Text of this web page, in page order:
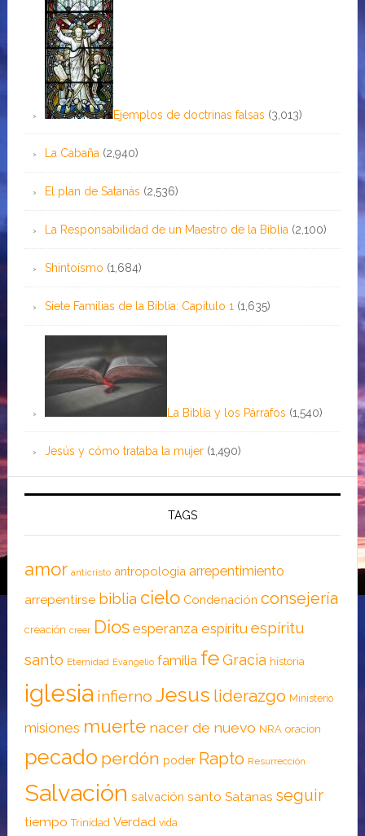
Ejemplos de doctrinas falsas (3,013)
La Cabaña (2,940)
El plan de Satanás (2,536)
La Responsabilidad de un Maestro de la Biblia (2,100)
Shintoísmo (1,684)
Siete Familias de la Biblia: Capítulo 1 (1,635)
La Biblia y los Párrafos (1,540)
Jesús y cómo trataba la mujer (1,490)
TAGS
amor anticristo antropología arrepentimiento
arrepentirse biblia cielo Condenación consejería
creación creer Dios esperanza espíritu espíritu
santo Eternidad Evangelio familia feGracia historia
iglesia infierno Jesus liderazgo Ministerio
misiones muerte nacer de nuevo NRA oracion
pecado perdón poder Rapto Resurrección
Salvación salvación santo Satanas seguir
tiempo Trinidad Verdad vida